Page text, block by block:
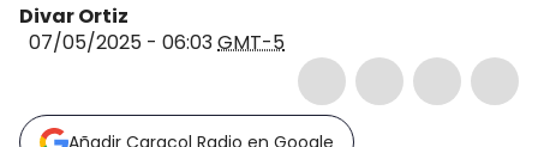
Divar Ortiz
07/05/2025 - 06:03GMT-5
Añadir Caracol Radio en Google